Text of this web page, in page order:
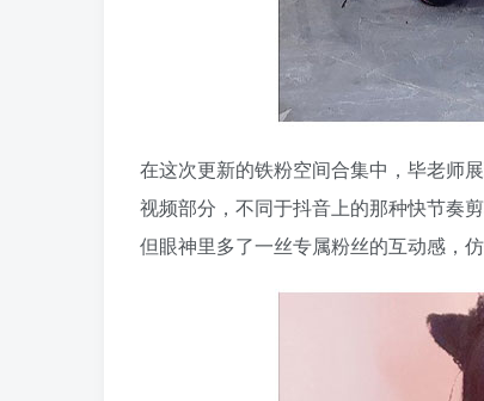
在这次更新的铁粉空间合集中，毕老师
视频部分，不同于抖音上的那种快节奏
但眼神里多了一丝专属粉丝的互动感，